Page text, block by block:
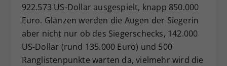
922.573 US-Dollar ausgespielt, knapp 850.000
Euro. Glänzen werden die Augen der Siegerin
aber nicht nur ob des Siegerschecks, 142.000
US-Dollar (rund 135.000 Euro) und 500
Ranglistenpunkte warten da, vielmehr wird die